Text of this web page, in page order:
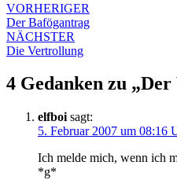
VORHERIGER
Der Bafögantrag
NÄCHSTER
Die Vertrollung
4 Gedanken zu „Der
elfboi sagt:
5. Februar 2007 um 08:16
Ich melde mich, wenn ich
*g*